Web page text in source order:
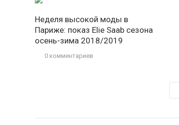
Неделя высокой моды в
Париже: показ Elie Saab сезона
осень-зима 2018/2019
0 комментариев